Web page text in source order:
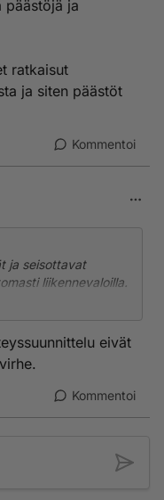
ja sille suunnalle
ja se yksi
järkevää ja
järkeä perkele !
toimesta !
päästöjä ja
ratkaisut
ja siten päästöt
Kommentoi
ja seisottavat
liikennevaloilla.
tehty huonosti
eivät
Kommentoi